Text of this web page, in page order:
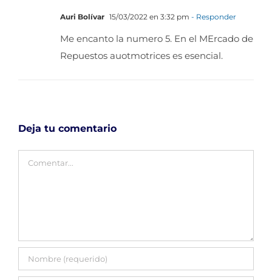
Auri Bolívar 15/03/2022 en 3:32 pm - Responder
Me encanto la numero 5. En el MErcado de
Repuestos auotmotrices es esencial.
Deja tu comentario
Comentar